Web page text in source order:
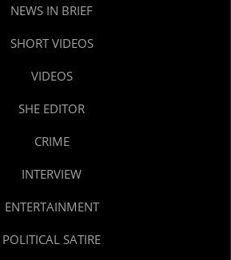
NEWS IN BRIEF
SHORT VIDEOS
VIDEOS
SHE EDITOR
CRIME
INTERVIEW
ENTERTAINMENT
POLITICAL SATIRE